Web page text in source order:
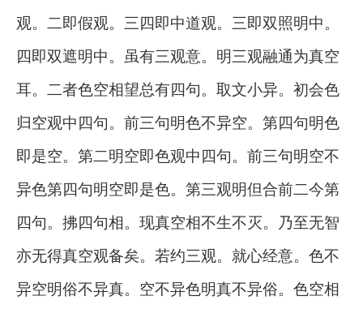
观。二即假观。三四即中道观。三即双照明中。
四即双遮明中。虽有三观意。明三观融通为真空
耳。二者色空相望总有四句。取文小异。初会色
归空观中四句。前三句明色不异空。第四句明色
即是空。第二明空即色观中四句。前三句明空不
异色第四句明空即是色。第三观明但合前二今第
四句。拂四句相。现真空相不生不灭。乃至无智
亦无得真空观备矣。若约三观。就心经意。色不
异空明俗不异真。空不异色明真不异俗。色空相